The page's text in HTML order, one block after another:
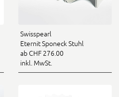
Swisspearl
Eternit Sponeck Stuhl
ab CHF 276.00
inkl. MwSt.